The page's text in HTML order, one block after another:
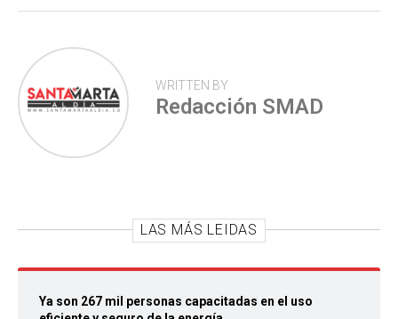
WRITTEN BY
Redacción SMAD
LAS MÁS LEIDAS
Ya son 267 mil personas capacitadas en el uso